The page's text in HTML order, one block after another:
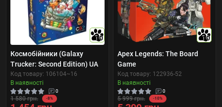
10
Космобійники (Galaxy
Trucker: Second Edition) UA
Код товару: 106104~16
В наявності
0
1 580 грн. -8%
10
Apex Legends: The Board
Game
Код товару: 122936-52
В наявності
0
5 999 грн. -10%